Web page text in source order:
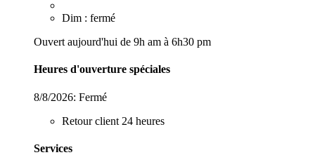
Dim : fermé
Ouvert aujourd'hui de 9h am à 6h30 pm
Heures d'ouverture spéciales
8/8/2026: Fermé
Retour client 24 heures
Services